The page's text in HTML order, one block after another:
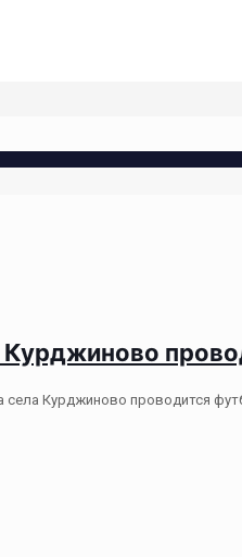
Курджиново
Курджиново проводится